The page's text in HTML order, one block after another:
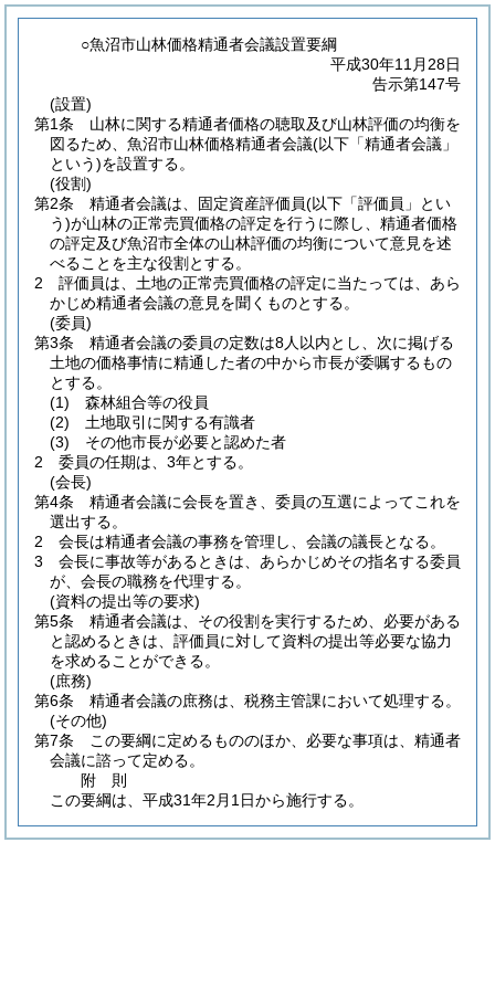
○魚沼市山林価格精通者会議設置要綱
平成30年11月28日
告示第147号
(設置)
第1条
山林に関する精通者価格の聴取及び山林評価の均衡を
図るため、魚沼市山林価格精通者会議(以下「精通者会議」
という)を設置する。
(役割)
第2条
精通者会議は、固定資産評価員(以下「評価員」とい
う)が山林の正常売買価格の評定を行うに際し、精通者価格
の評定及び魚沼市全体の山林評価の均衡について意見を述
べることを主な役割とする。
2
評価員は、土地の正常売買価格の評定に当たっては、あら
かじめ精通者会議の意見を聞くものとする。
(委員)
第3条
精通者会議の委員の定数は8人以内とし、次に掲げる
土地の価格事情に精通した者の中から市長が委嘱するもの
とする。
(1)
森林組合等の役員
(2)
土地取引に関する有識者
(3)
その他市長が必要と認めた者
2
委員の任期は、3年とする。
(会長)
第4条
精通者会議に会長を置き、委員の互選によってこれを
選出する。
2
会長は精通者会議の事務を管理し、会議の議長となる。
3
会長に事故等があるときは、あらかじめその指名する委員
が、会長の職務を代理する。
(資料の提出等の要求)
第5条
精通者会議は、その役割を実行するため、必要がある
と認めるときは、評価員に対して資料の提出等必要な協力
を求めることができる。
(庶務)
第6条
精通者会議の庶務は、税務主管課において処理する。
(その他)
第7条
この要綱に定めるもののほか、必要な事項は、精通者
会議に諮って定める。
附 則
この要綱は、平成31年2月1日から施行する。